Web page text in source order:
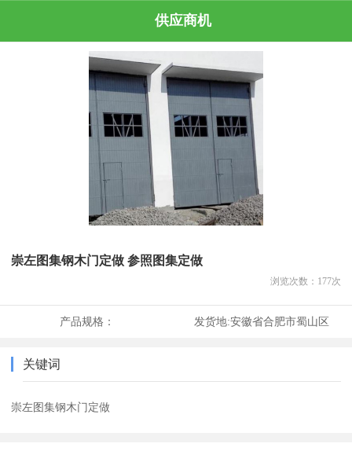
供应商机
崇左图集钢木门定做 参照图集定做
浏览次数： 177次
产品规格： 发货地:安徽省合肥市蜀山区
关键词
崇左图集钢木门定做